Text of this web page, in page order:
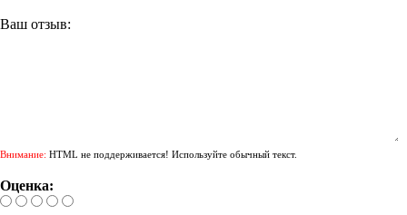
Ваш отзыв:
Внимание: HTML не поддерживается! Используйте обычный текст.
Оценка: